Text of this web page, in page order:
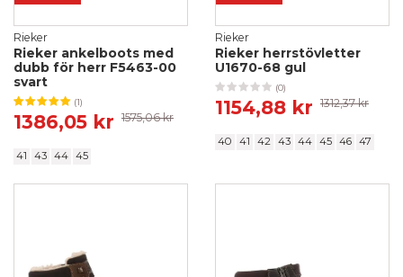
Rieker
Rieker ankelboots med
dubb för herr F5463-00
svart
(1)
1386,05 kr 1575,06 kr
41 43 44 45
Rieker
Rieker herrstövletter
U1670-68 gul
(0)
1154,88 kr 1312,37 kr
40 41 42 43 44 45 46 47